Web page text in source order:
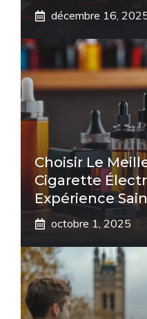
décembre 16,
Choisir Le
Cigarette
Expérience
octobre 1, 2025